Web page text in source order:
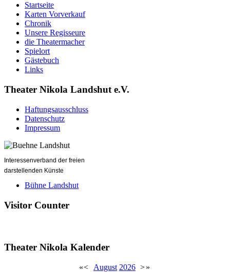
Startseite
Karten Vorverkauf
Chronik
Unsere Regisseure
die Theatermacher
Spielort
Gästebuch
Links
Theater Nikola Landshut e.V.
Haftungsausschluss
Datenschutz
Impressum
Interessenverband der freien
darstellenden Künste
Bühne Landshut
Visitor Counter
Theater Nikola Kalender
«< August 2026 >»